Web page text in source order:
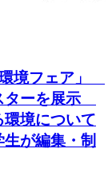
境フェア」
ターを展示
環境について
が編集・制